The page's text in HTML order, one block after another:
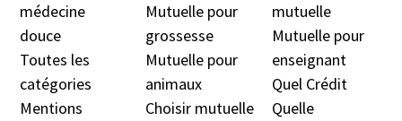
médecine
douce
Toutes les
catégories
Mentions
Mutuelle pour
grossesse
Mutuelle pour
animaux
Choisir mutuelle
mutuelle
Mutuelle pour
enseignant
Quel Crédit
Quelle